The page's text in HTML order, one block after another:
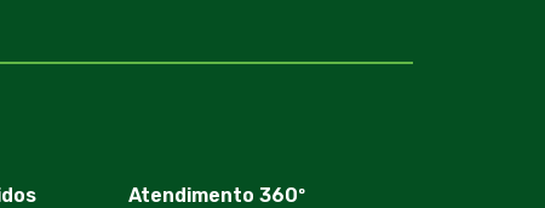
Atendimento 360º